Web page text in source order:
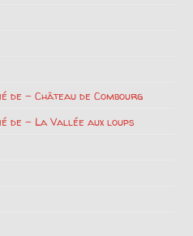
de – Château de Combourg
de – La Vallée aux loups